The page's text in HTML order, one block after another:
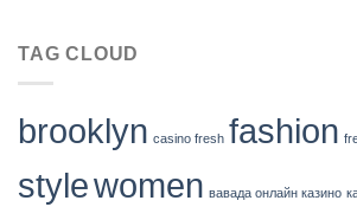
TAG CLOUD
brooklyn casino fresh fashion
stylewomen вавада онлайн казино